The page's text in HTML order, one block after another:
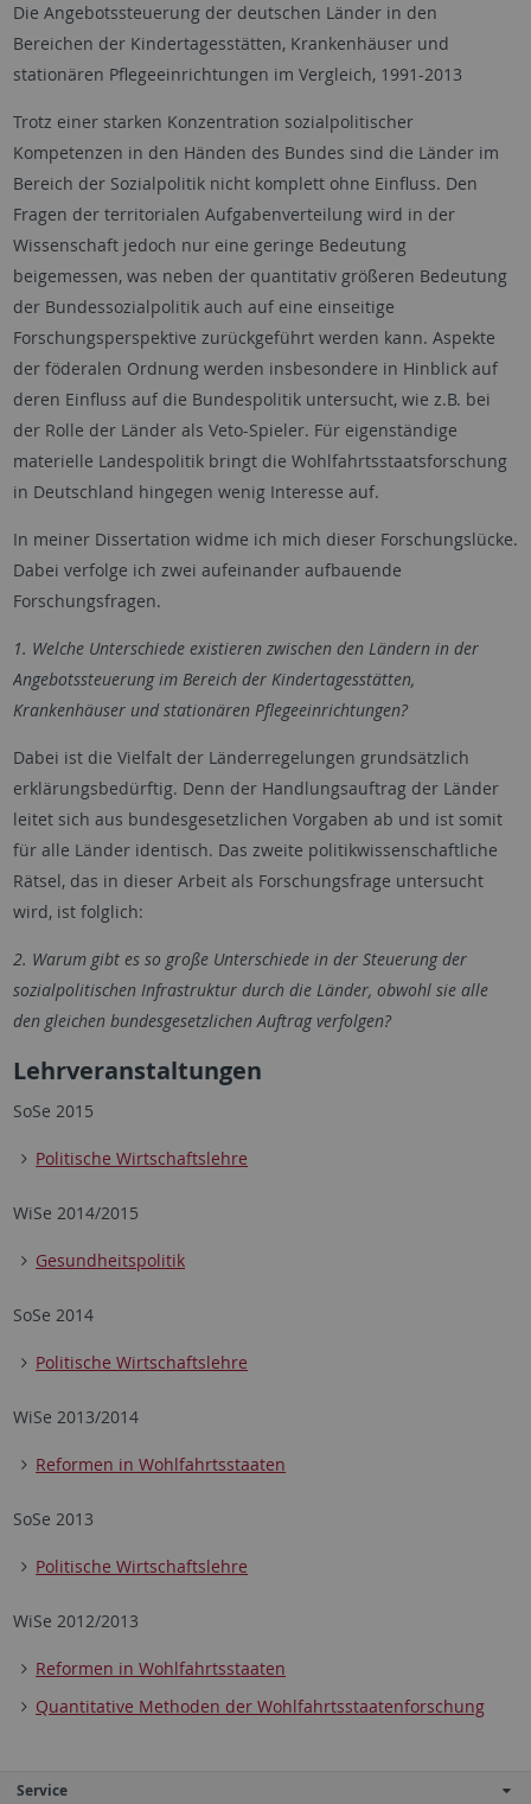
Die Angebotssteuerung der deutschen Länder in den
Bereichen der Kindertagesstätten, Krankenhäuser und
stationären Pflegeeinrichtungen im Vergleich, 1991-2013
Trotz einer starken Konzentration sozialpolitischer
Kompetenzen in den Händen des Bundes sind die Länder im
Bereich der Sozialpolitik nicht komplett ohne Einfluss. Den
Fragen der territorialen Aufgabenverteilung wird in der
Wissenschaft jedoch nur eine geringe Bedeutung
beigemessen, was neben der quantitativ größeren Bedeutung
der Bundessozialpolitik auch auf eine einseitige
Forschungsperspektive zurückgeführt werden kann. Aspekte
der föderalen Ordnung werden insbesondere in Hinblick auf
deren Einfluss auf die Bundespolitik untersucht, wie z.B. bei
der Rolle der Länder als Veto-Spieler. Für eigenständige
materielle Landespolitik bringt die Wohlfahrtsstaatsforschung
in Deutschland hingegen wenig Interesse auf.
In meiner Dissertation widme ich mich dieser Forschungslücke.
Dabei verfolge ich zwei aufeinander aufbauende
Forschungsfragen.
1. Welche Unterschiede existieren zwischen den Ländern in der
Angebotssteuerung im Bereich der Kindertagesstätten,
Krankenhäuser und stationären Pflegeeinrichtungen?
Dabei ist die Vielfalt der Länderregelungen grundsätzlich
erklärungsbedürftig. Denn der Handlungsauftrag der Länder
leitet sich aus bundesgesetzlichen Vorgaben ab und ist somit
für alle Länder identisch. Das zweite politikwissenschaftliche
Rätsel, das in dieser Arbeit als Forschungsfrage untersucht
wird, ist folglich:
2. Warum gibt es so große Unterschiede in der Steuerung der
sozialpolitischen Infrastruktur durch die Länder, obwohl sie alle
den gleichen bundesgesetzlichen Auftrag verfolgen?
Lehrveranstaltungen
SoSe 2015
Politische Wirtschaftslehre
WiSe 2014/2015
Gesundheitspolitik
SoSe 2014
Politische Wirtschaftslehre
WiSe 2013/2014
Reformen in Wohlfahrtsstaaten
SoSe 2013
Politische Wirtschaftslehre
WiSe 2012/2013
Reformen in Wohlfahrtsstaaten
Quantitative Methoden der Wohlfahrtsstaatenforschung
Service